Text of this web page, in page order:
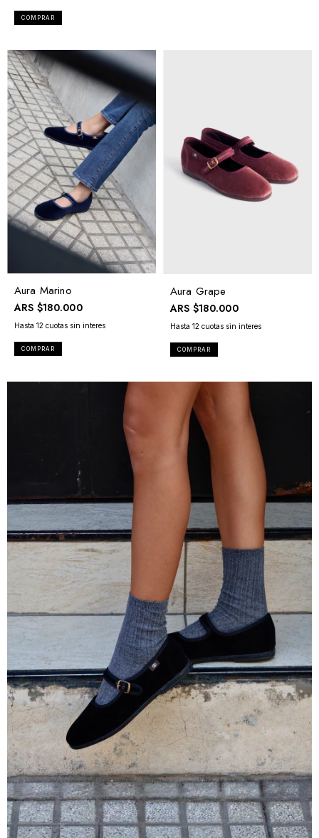
COMPRAR
Aura Marino
ARS $180.000
COMPRAR
Aura Grape
ARS $180.000
COMPRAR